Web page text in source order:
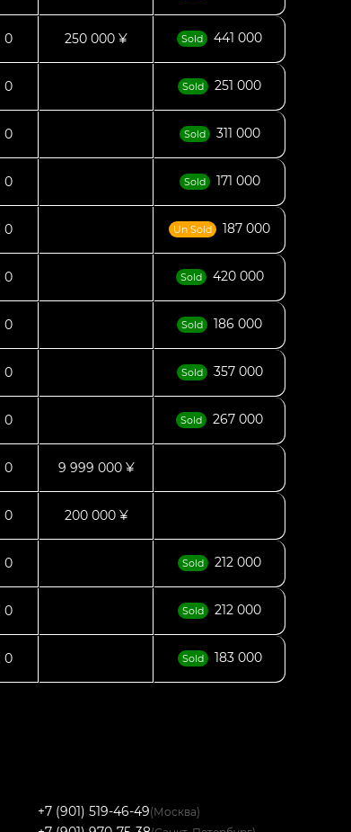
0 250 000 ¥ Sold 441 000
0 Sold 251 000
0 Sold 311 000
0 Sold 171 000
0 Un Sold 187 000
0 Sold 420 000
0 Sold 186 000
0 Sold 357 000
0 Sold 267 000
0 9 999 000 ¥
0 200 000 ¥
0 Sold 212 000
0 Sold 212 000
0 Sold 183 000
+7 (901) 519-46-49(Москва)